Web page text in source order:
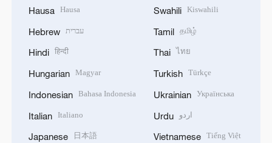
Hausa Hausa
Hebrew עברית
Hindi हिन्दी
Hungarian Magyar
Indonesian Bahasa Indonesia
Italian Italiano
Japanese 日本語
Swahili Kiswahili
Tamil தமிழ்
Thai ไทย
Turkish Türkçe
Ukrainian Українська
Urdu اردو
Vietnamese Tiếng Việt